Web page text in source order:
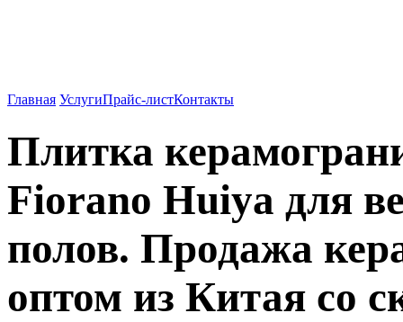
Главная УслугиПрайс-листКонтакты
Плитка
Fiorano Huiya для
полов. Продажа
оптом из Китая со